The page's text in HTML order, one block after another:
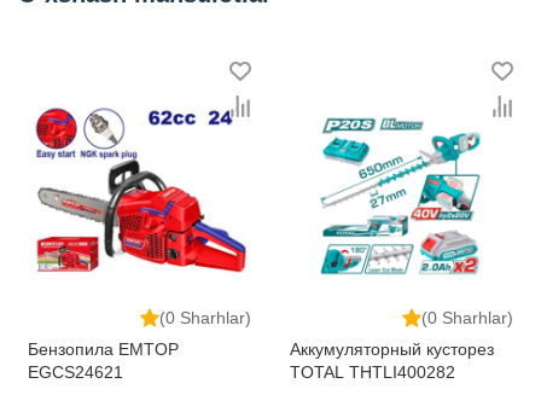
(0 Sharhlar)
Бензопила EMTOP
EGCS24621
(0 Sharhlar)
Аккумуляторный кусторез
TOTAL THTLI400282